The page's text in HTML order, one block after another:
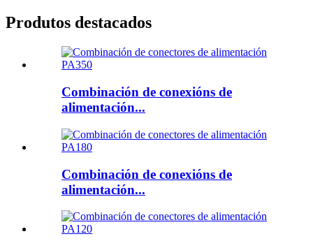
Produtos destacados
Combinación de conexións de
alimentación...
Combinación de conexións de
alimentación...